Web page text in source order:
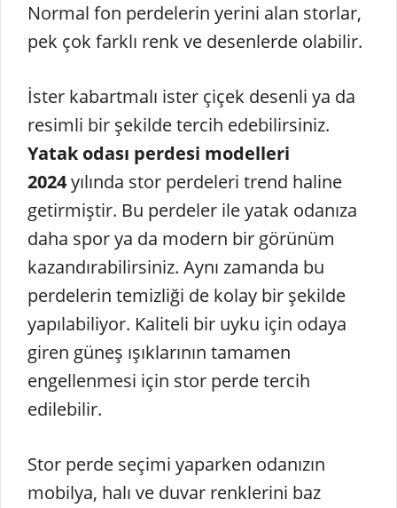
Normal fon perdelerin yerini alan storlar,
pek çok farklı renk ve desenlerde olabilir.
İster kabartmalı ister çiçek desenli ya da
resimli bir şekilde tercih edebilirsiniz.
Yatak odası perdesi modelleri
2024yılında stor perdeleri trend haline
getirmiştir. Bu perdeler ile yatak odanıza
daha spor ya da modern bir görünüm
kazandırabilirsiniz. Aynı zamanda bu
perdelerin temizliği de kolay bir şekilde
yapılabiliyor. Kaliteli bir uyku için odaya
giren güneş ışıklarının tamamen
engellenmesi için stor perde tercih
edilebilir.
Stor perde seçimi yaparken odanızın
mobilya, halı ve duvar renklerini baz